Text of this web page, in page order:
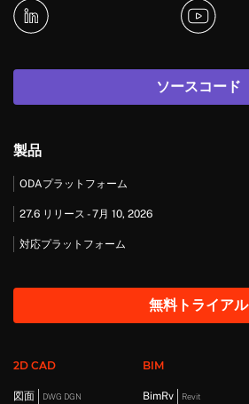
ソースコード
製品
ODAプラットフォーム
27.6 リリース - 7月 10, 2026
対応プラットフォーム
無料トライアル
2D CAD
図面 DWG DGN
BIM
BimRv Revit